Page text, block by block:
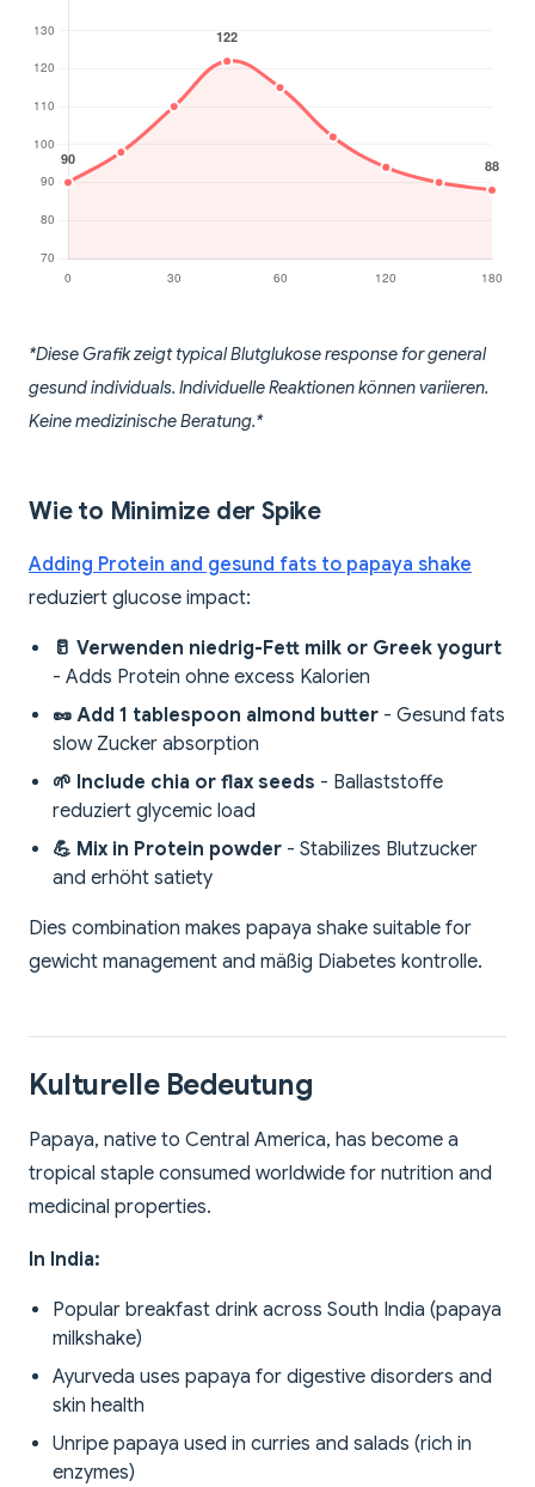
*Diese Grafik zeigt typical Blutglukose response for general
gesund individuals. Individuelle Reaktionen können variieren.
Keine medizinische Beratung.*
Wie to Minimize der Spike
Adding Protein and gesund fats to papaya shake
reduziert glucose impact:
🥛 Verwenden niedrig-Fett milk or Greek yogurt
- Adds Protein ohne excess Kalorien
🥜 Add 1 tablespoon almond butter - Gesund fats
slow Zucker absorption
🌱 Include chia or flax seeds - Ballaststoffe
reduziert glycemic load
💪 Mix in Protein powder - Stabilizes Blutzucker
and erhöht satiety
Dies combination makes papaya shake suitable for
gewicht management and mäßig Diabetes kontrolle.
Kulturelle Bedeutung
Papaya, native to Central America, has become a
tropical staple consumed worldwide for nutrition and
medicinal properties.
In India:
Popular breakfast drink across South India (papaya
milkshake)
Ayurveda uses papaya for digestive disorders and
skin health
Unripe papaya used in curries and salads (rich in
enzymes)